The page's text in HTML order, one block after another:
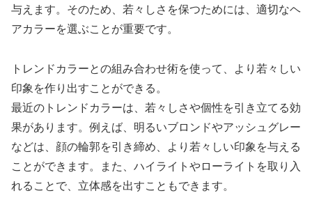
与えます。そのため、若々しさを保つためには、適切なヘ
アカラーを選ぶことが重要です。
トレンドカラーとの組み合わせ術を使って、より若々しい
印象を作り出すことができる。
最近のトレンドカラーは、若々しさや個性を引き立てる効
果があります。例えば、明るいブロンドやアッシュグレー
などは、顔の輪郭を引き締め、より若々しい印象を与える
ことができます。また、ハイライトやローライトを取り入
れることで、立体感を出すこともできます。